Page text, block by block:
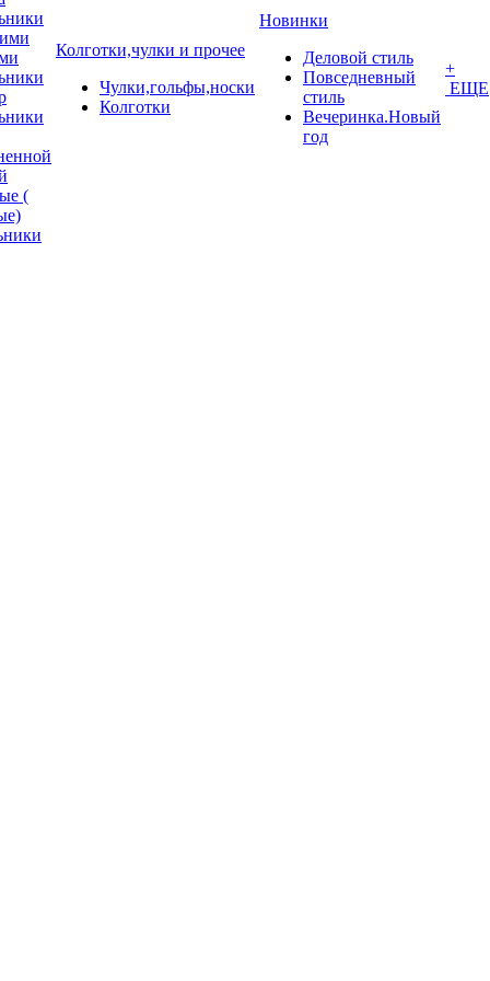
(
Колготки,чулки и прочее
Чулки,гольфы,носки
Колготки
Новинки
Деловой стиль
Повседневный
стиль
Вечеринка.Новый
год
+
ЕЩЕ